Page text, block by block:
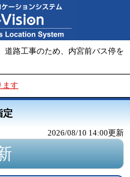
道路工事のため、内宮前バス停を
ます
定
2026/08/10 14:00更新